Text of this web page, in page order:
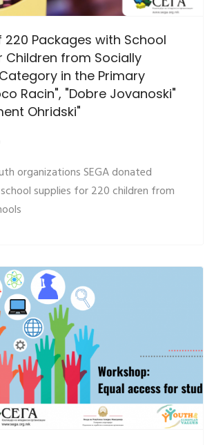
Packages with School
Children from Socially
in the Primary
Racin", "Dobre Jovanoski"
Ohridski"
organizations SEGA donated
supplies for 220 children from